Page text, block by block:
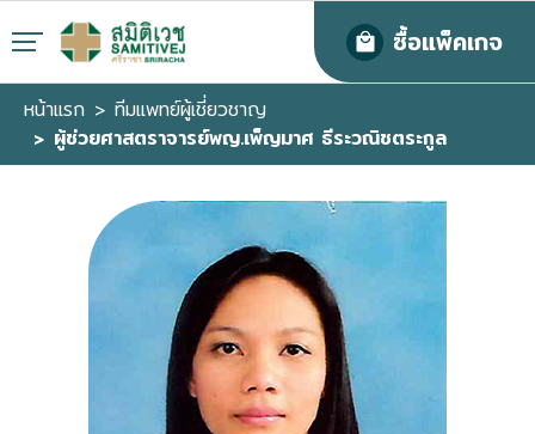
ซื้อแพ็คเกจ
หน้าแรก
ทีมแพทย์ผู้เชี่ยวชาญ
ผู้ช่วยศาสตราจารย์พญ.เพ็ญมาศ ธีระวณิชตระกูล